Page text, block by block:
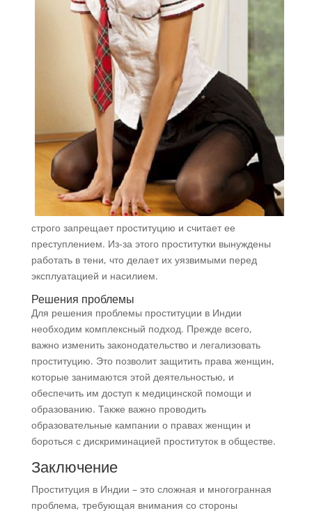
строго запрещает проституцию и считает ее
преступлением. Из-за этого проститутки вынуждены
работать в тени, что делает их уязвимыми перед
эксплуатацией и насилием.
Решения проблемы
Для решения проблемы проституции в Индии
необходим комплексный подход. Прежде всего,
важно изменить законодательство и легализовать
проституцию. Это позволит защитить права женщин,
которые занимаются этой деятельностью, и
обеспечить им доступ к медицинской помощи и
образованию. Также важно проводить
образовательные кампании о правах женщин и
бороться с дискриминацией проституток в обществе.
Заключение
Проституция в Индии – это сложная и многогранная
проблема, требующая внимания со стороны